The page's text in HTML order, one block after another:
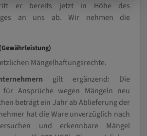
er bereits jetzt in Höhe des
an uns ab. Wir nehmen die
Mängelhaftungsrechte.
gilt ergänzend: Die
für Ansprüche wegen Mängeln neu
beträgt ein Jahr ab Ablieferung der
hat die Ware unverzüglich nach
und erkennbare Mängel